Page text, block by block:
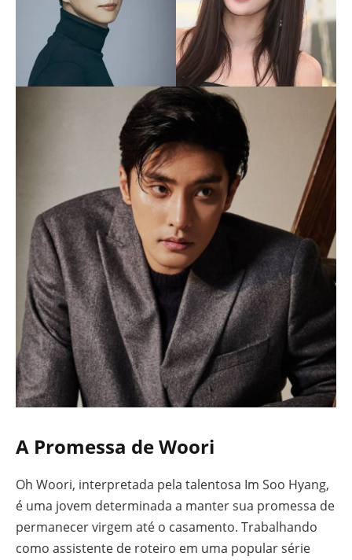
A Promessa de Woori
Oh Woori, interpretada pela talentosa Im Soo Hyang,
é uma jovem determinada a manter sua promessa de
permanecer virgem até o casamento. Trabalhando
como assistente de roteiro em uma popular série